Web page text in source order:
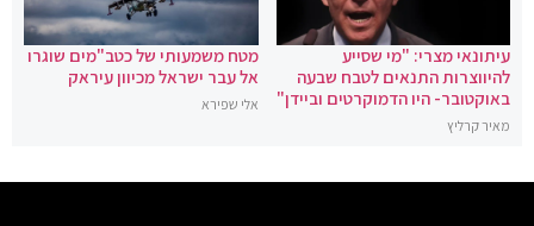
עיתונאי מצרי: "מי שסייע
להיווצרות התנאים לטבח שבעה
באוקטובר- היו הדמוקרטים וביידן"
מאיר קרליץ
מטח משמעותי של כטב"מים שוגרו
אל עבר ישראל מכיוון עיראק
אלי שפירא